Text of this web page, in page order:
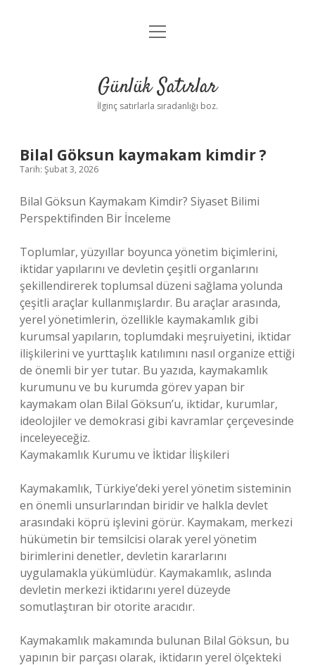
Anasayfa
Yasal Uyarı
menüyü
Günlük Satırlar
İlginç satırlarla sıradanlığı boz.
Bilal Göksun kaymakam kimdir ?
Tarih: Şubat 3, 2026
Bilal Göksun Kaymakam Kimdir? Siyaset Bilimi
Perspektifinden Bir İnceleme
Toplumlar, yüzyıllar boyunca yönetim biçimlerini,
iktidar yapılarını ve devletin çeşitli organlarını
şekillendirerek toplumsal düzeni sağlama yolunda
çeşitli araçlar kullanmışlardır. Bu araçlar arasında,
yerel yönetimlerin, özellikle kaymakamlık gibi
kurumsal yapıların, toplumdaki meşruiyetini, iktidar
ilişkilerini ve yurttaşlık katılımını nasıl organize ettiği
de önemli bir yer tutar. Bu yazıda, kaymakamlık
kurumunu ve bu kurumda görev yapan bir
kaymakam olan Bilal Göksun’u, iktidar, kurumlar,
ideolojiler ve demokrasi gibi kavramlar çerçevesinde
inceleyeceğiz.
Kaymakamlık Kurumu ve İktidar İlişkileri
Kaymakamlık, Türkiye’deki yerel yönetim sisteminin
en önemli unsurlarından biridir ve halkla devlet
arasındaki köprü işlevini görür. Kaymakam, merkezi
hükümetin bir temsilcisi olarak yerel yönetim
birimlerini denetler, devletin kararlarını
uygulamakla yükümlüdür. Kaymakamlık, aslında
devletin merkezi iktidarını yerel düzeyde
somutlaştıran bir otorite aracıdır.
Kaymakamlık makamında bulunan Bilal Göksun, bu
yapının bir parçası olarak, iktidarın yerel ölçekteki